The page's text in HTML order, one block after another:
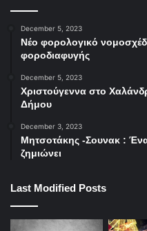
December 5, 2023
Νέο φορολογικό
φοροδιαφυγής
December 5, 2023
Χριστούγεννα στο
Δήμου
December 3, 2023
Μητσοτάκης -Σουνακ :
ζημιώνει
Last Modified Posts